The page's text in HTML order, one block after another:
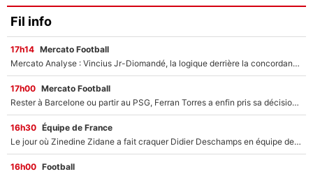
Fil info
17h14 Mercato Football
Mercato Analyse : Vincius Jr-Diomandé, la logique derrière la concordance des temps
17h00 Mercato Football
Rester à Barcelone ou partir au PSG, Ferran Torres a enfin pris sa décision : La course contre la montre est lancée !
16h30 Équipe de France
Le jour où Zinedine Zidane a fait craquer Didier Deschamps en équipe de France : «Je m’en suis voulu», l’ancien sélectionneur a regretté son geste !
16h00 Football